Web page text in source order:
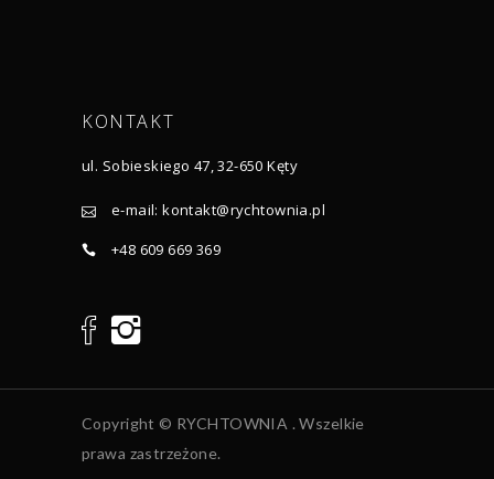
KONTAKT
ul. Sobieskiego 47, 32-650 Kęty
e-mail:kontakt@rychtownia.pl
+48 609 669 369
Copyright © RYCHTOWNIA . Wszelkie
prawa zastrzeżone.